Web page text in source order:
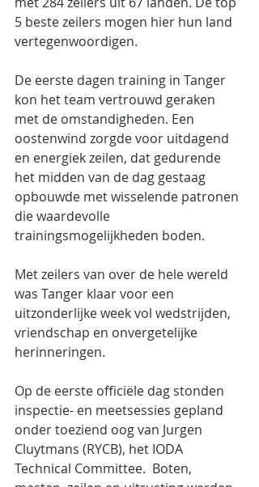
5 beste zeilers mogen hier hun land
vertegenwoordigen.
De eerste dagen training in Tanger
kon het team vertrouwd geraken
met de omstandigheden. Een
oostenwind zorgde voor uitdagend
en energiek zeilen, dat gedurende
het midden van de dag gestaag
opbouwde met wisselende patronen
die waardevolle
trainingsmogelijkheden boden.
Met zeilers van over de hele wereld
was Tanger klaar voor een
uitzonderlijke week vol wedstrijden,
vriendschap en onvergetelijke
herinneringen.
Op de eerste officiële dag stonden
inspectie- en meetsessies gepland
onder toeziend oog van Jurgen
Cluytmans (RYCB), het IODA
Technical Committee.  Boten,